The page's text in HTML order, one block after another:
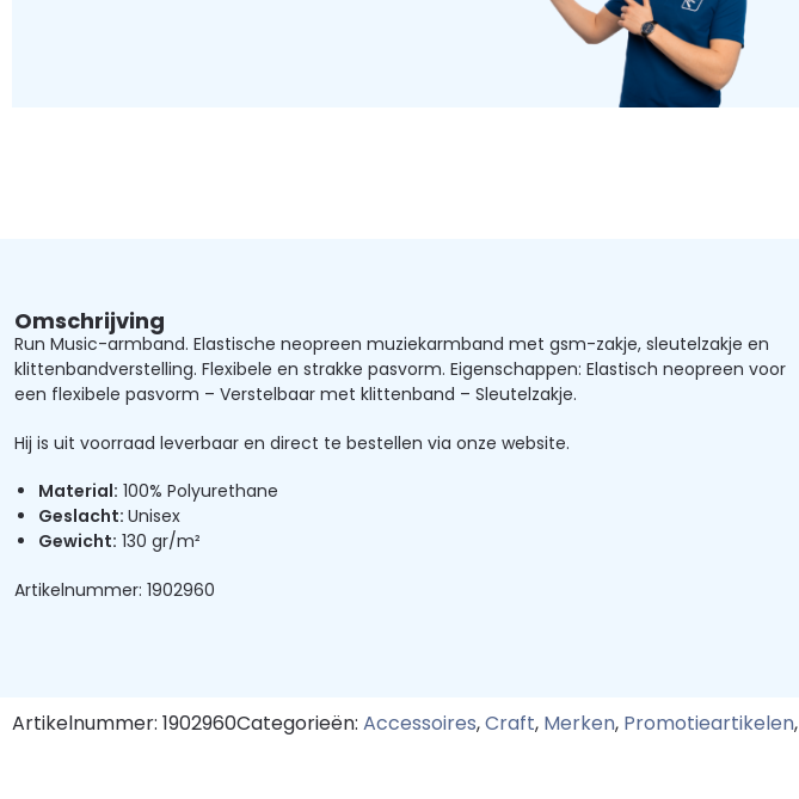
Omschrijving
Run Music-armband. Elastische neopreen muziekarmband met gsm-zakje, sleutelzakje en
klittenbandverstelling. Flexibele en strakke pasvorm. Eigenschappen: Elastisch neopreen voor
een flexibele pasvorm – Verstelbaar met klittenband – Sleutelzakje.
Hij is uit voorraad leverbaar en direct te bestellen via onze website.
Material: 100% Polyurethane
Geslacht: Unisex
Gewicht: 130 gr/m²
Artikelnummer: 1902960
Artikelnummer: 1902960Categorieën: Accessoires,Craft, Merken, Promotieartikelen,